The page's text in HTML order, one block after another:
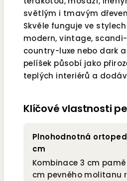
světlým i tmavým
Skvěle funguje ve
modern, vintage,
country-luxe nebo dark
pelíšek působí jako
teplých interiérů a
Klíčové vlastnosti
Plnohodnotná
cm
Kombinace 3 cm
cm pevného molitanu